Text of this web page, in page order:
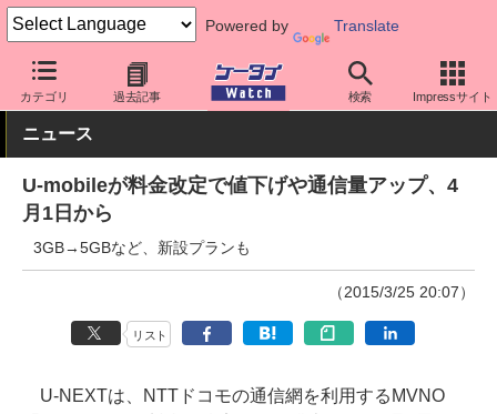
Powered by Translate
カテゴリ 過去記事 検索 Impressサイト
ケータイ Watch 格安スマホ/格安SIM 格安SIM/MVNO 料金プ
ニュース
U-mobileが料金改定で値下げや通信量アップ、4
月1日から
3GB→5GBなど、新設プランも
（2015/3/25 20:07）
リスト
U-NEXTは、NTTドコモの通信網を利用するMVNO